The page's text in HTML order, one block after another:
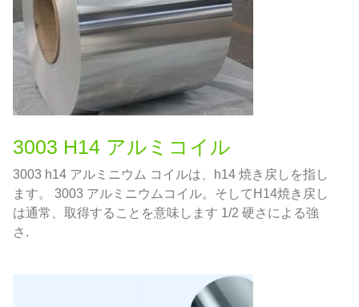
3003 H14 アルミコイル
3003 h14 アルミニウム コイルは、h14 焼き戻しを指し
ます。 3003 アルミニウムコイル。そしてH14焼き戻し
は通常、取得することを意味します 1/2 硬さによる強
さ.